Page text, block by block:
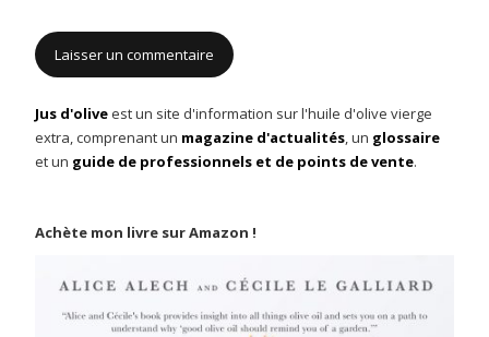
Jus d'oliveest un site d'information sur l'huile d'olive vierge
extra, comprenant un magazine d'actualités, un glossaire
et un guide de professionnels et de points de vente.
Achète mon livre sur Amazon !